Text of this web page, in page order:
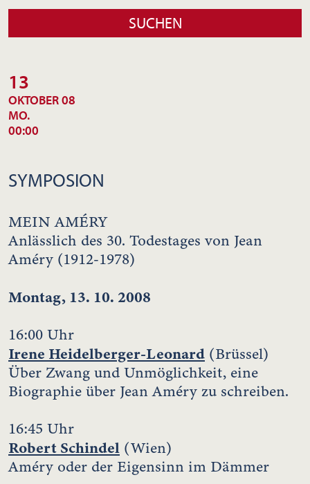
13
OKTOBER 08
MO.
00:00
SYMPOSION
MEIN AMÉRY
Anlässlich des 30. Todestages von Jean
Améry (1912-1978)
Montag, 13. 10. 2008
16:00 Uhr
Irene Heidelberger-Leonard (Brüssel)
Über Zwang und Unmöglichkeit, eine
Biographie über Jean Améry zu schreiben.
16:45 Uhr
Robert Schindel (Wien)
Améry oder der Eigensinn im Dämmer